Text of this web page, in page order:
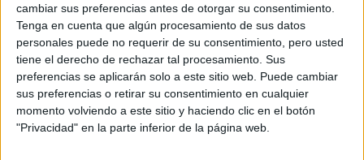
cambiar sus preferencias antes de otorgar su consentimiento.
Tenga en cuenta que algún procesamiento de sus datos
personales puede no requerir de su consentimiento, pero usted
tiene el derecho de rechazar tal procesamiento. Sus
preferencias se aplicarán solo a este sitio web. Puede cambiar
sus preferencias o retirar su consentimiento en cualquier
momento volviendo a este sitio y haciendo clic en el botón
"Privacidad" en la parte inferior de la página web.
Tel:924 289 369
Mapa
+
−